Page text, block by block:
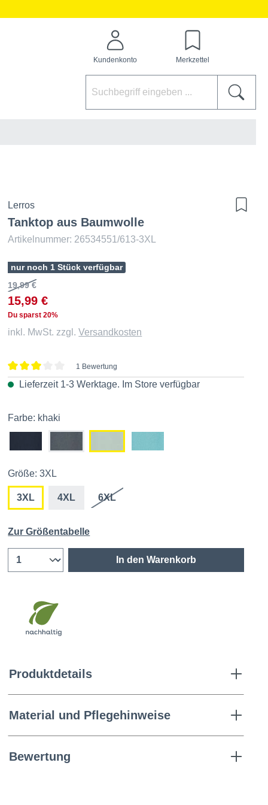
Kundenkonto Merkzettel
Lerros
Tanktop aus Baumwolle
Artikelnummer: 26534551/613-3XL
nur noch 1 Stück verfügbar
19,99 €
15,99 €
Du sparst 20%
inkl. MwSt. zzgl.Versandkosten
Durchschnittliche Bewertung von 3 von 5 Sternen
1 Bewertung
Lieferzeit 1-3 Werktage. Im Store verfügbar
Farbe: khaki
Größe: 3XL
3XL 4XL 6XL
Zur Größentabelle
In den Warenkorb
Produktdetails
Material und Pflegehinweise
Bewertung